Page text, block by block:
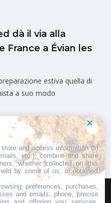
dà il via alla
France a Évian les
estiva quella di
a suo modo
store and access information on
etc.), combine and share
whether collected on this
by some of us, or obtained
preferences, purchases,
and emails, phone, precise
and offering you services,